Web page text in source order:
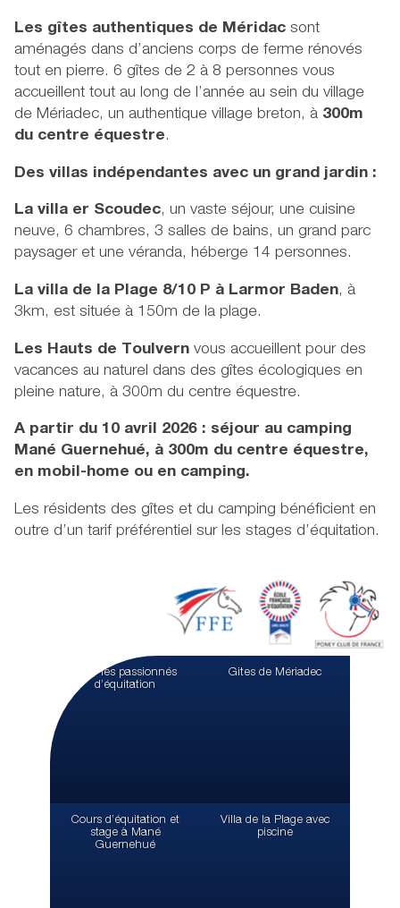
Les gîtes authentiques de Méridac sont
aménagés dans d’anciens corps de ferme rénovés
tout en pierre. 6 gîtes de 2 à 8 personnes vous
accueillent tout au long de l’année au sein du village
de Mériadec, un authentique village breton, à 300m
du centre équestre.
Des villas indépendantes avec un grand jardin :
La villa er Scoudec, un vaste séjour, une cuisine
neuve, 6 chambres, 3 salles de bains, un grand parc
paysager et une véranda, héberge 14 personnes.
La villa de la Plage 8/10 P à Larmor Baden, à
3km, est située à 150m de la plage.
Les Hauts de Toulvern vous accueillent pour des
vacances au naturel dans des gîtes écologiques en
pleine nature, à 300m du centre équestre.
A partir du 10 avril 2026 : séjour au camping
Mané Guernehué, à 300m du centre équestre,
en mobil-home ou en camping.
Les résidents des gîtes et du camping bénéficient en
outre d’un tarif préférentiel sur les stages d’équitation.
Pour les passionnés
d’équitation
Gites de Mériadec
Cours d’équitation et
stage à Mané
Guernehué
Villa de la Plage avec
piscine